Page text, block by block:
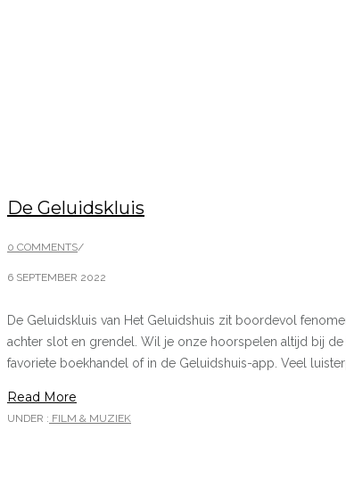
De Geluidskluis
0 COMMENTS/
6 SEPTEMBER 2022
De Geluidskluis van Het Geluidshuis zit boordevol
achter slot en grendel. Wil je onze hoorspelen altijd bij
favoriete boekhandel of in de Geluidshuis-app. Veel
Read More
UNDER : FILM & MUZIEK